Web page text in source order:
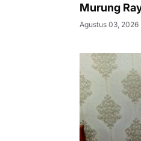
Murung
Agustus 03, 2026